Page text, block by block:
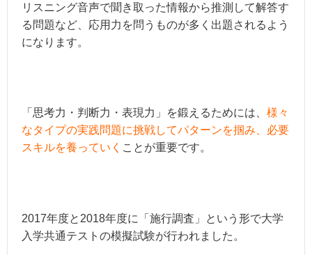
リスニング音声で聞き取った情報から推測して解答す
る問題など、応用力を問うものが多く出題されるよう
になります。
「思考力・判断力・表現力」を鍛えるためには、 様々
なタイプの実践問題に挑戦してパターンを掴み、必要
スキルを養っていく ことが重要です。
2017年度と2018年度に「施行調査」という形で大学
入学共通テストの模擬試験が行われました。